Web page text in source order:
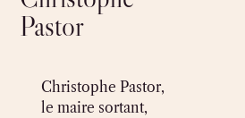
Pastor
Christophe Pastor,
le maire sortant,